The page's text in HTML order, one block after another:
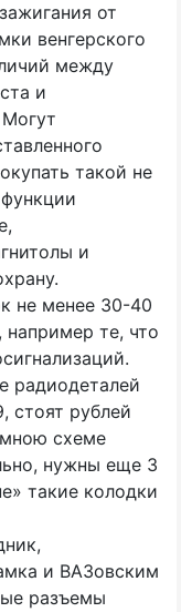
от
венгерского
между
и
такой не
и
не менее 30-40
те, что
радиодеталей
стоят рублей
схеме
нужны еще 3
такие колодки
и ВАЗовским
разъемы